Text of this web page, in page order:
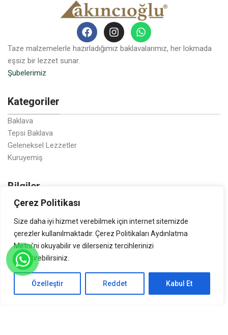
Çerez Politikası
Size daha iyi hizmet verebilmek için internet sitemizde
çerezler kullanılmaktadır. Çerez Politikaları Aydınlatma
Metni’ni okuyabilir ve dilerseniz tercihlerinizi
değiştirebilirsiniz.
Özelleştir Reddet Kabul Et
Taze malzemelerle hazırladığımız baklavalarımız, her lokmada
eşsiz bir lezzet sunar.
Şubelerimiz
Kategoriler
Baklava
Tepsi Baklava
Geleneksel Lezzetler
Kuruyemiş
Bilgiler
Saklama Koşulları
Hakkımızda
İletişim
Üretim
Yasal Bilgilendirme
K.V.K.K. Bilgilendirmesi